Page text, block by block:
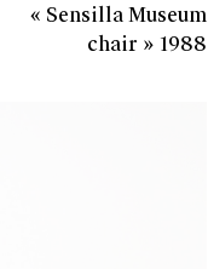
« Sensilla Museum
chair » 1988